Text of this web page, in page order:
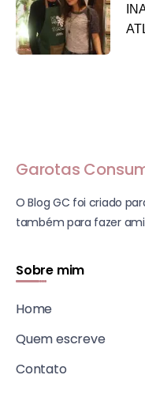
Garotas
O Blog GC foi criado
também para fazer
Sobre mim
Home
Quem escreve
Contato